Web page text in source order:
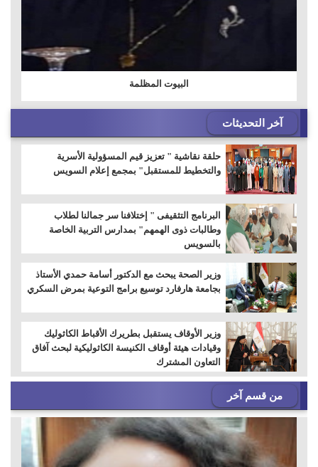
البيوت المظلمة
آخر التحديثات
حلقة نقاشية " تعزيز قيم المسؤولية الأسرية
والتخطيط للمستقبل" بمجمع إعلام السويس
البرنامج التثقيفى " إختلافنا سر جمالنا لطلاب
وطالبات ذوى الهمهم" بمدارس التربية الخاصة
بالسويس
وزير الصحة يبحث مع الدكتور أسامة حمدي الأستاذ
بجامعة هارفارد توسيع برامج التوعية بمرض السكري
وزير الأوقاف يستقبل بطريرك الأقباط الكاثوليك
وقيادات هيئة أوقاف الكنيسة الكاثوليكية لبحث آفاق
التعاون المشترك
من قسم آخر